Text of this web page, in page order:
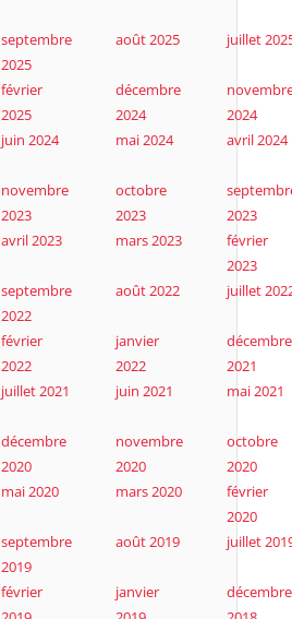
septembre
2025
août 2025 juillet
février
2025
décembre
2024
2024
juin 2024 mai 2024 avril 2024
novembre
2023
octobre
2023
2023
avril 2023 mars 2023
février
2023
septembre
2022
août 2022 juillet
février
2022
janvier
2022
décembre
2021
juillet 2021 juin 2021 mai 2021
décembre
2020
novembre
2020
octobre
2020
mai 2020 mars 2020
février
2020
septembre
2019
août 2019 juillet
février
janvier
décembre